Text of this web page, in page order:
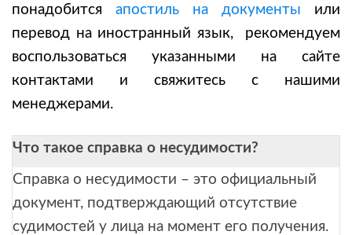
понадобится апостиль на документы или
перевод на иностранный язык, рекомендуем
воспользоваться указанными на сайте
контактами и свяжитесь с нашими
менеджерами.
Что такое справка о несудимости?
Справка о несудимости – это официальный
документ, подтверждающий отсутствие
судимостей у лица на момент его получения.